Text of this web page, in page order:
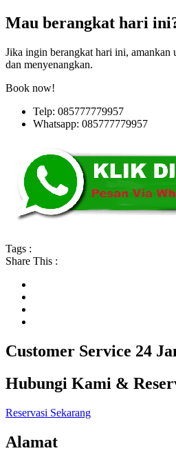
Mau berangkat hari
Jika ingin berangkat hari ini, amankan
dan menyenangkan.
Book now!
Telp: 085777779957
Whatsapp: 085777779957
Tags :
Share This :
Customer Service 24
Hubungi Kami &
Reservasi Sekarang
Alamat